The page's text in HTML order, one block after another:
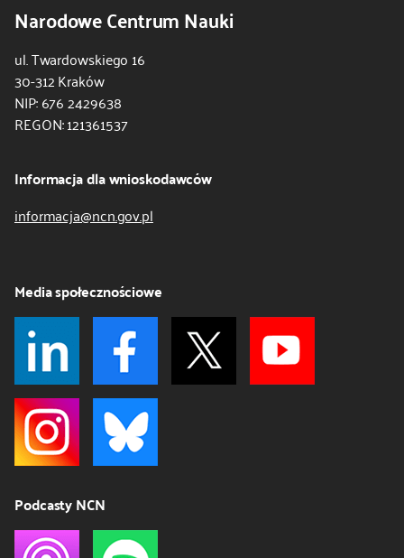
Narodowe Centrum Nauki
ul. Twardowskiego 16
30-312 Kraków
NIP: 676 2429638
REGON: 121361537
Informacja dla wnioskodawców
informacja@ncn.gov.pl
Media społecznościowe
Podcasty NCN